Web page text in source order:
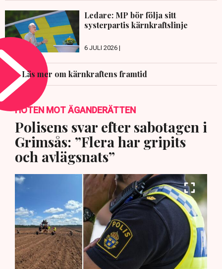
Ledare: MP bör följa sitt
systerpartis kärnkraftslinje
6 JULI 2026 |
Läs mer om kärnkraftens framtid
HOTEN MOT ÄGANDERÄTTEN
Polisens svar efter sabotagen i
Grimsås: ”Flera har gripits
och avlägsnats”